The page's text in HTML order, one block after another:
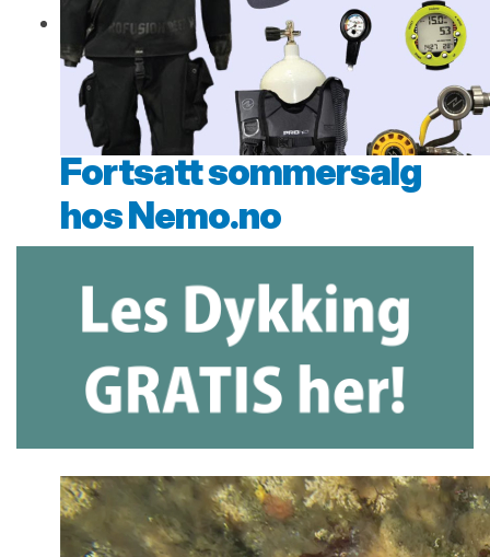
Fortsatt sommersalg
hos Nemo.no